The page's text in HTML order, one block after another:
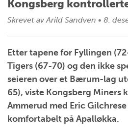
Kongsberg
Skrevet av Arild Sandven • 8.
Etter tapene for Fyllingen
Tigers (67-70) og den ikke
seieren over et Bærum-lag
65), viste Kongsberg Miners
Ammerud med Eric
komfortabelt på Apalløkka.